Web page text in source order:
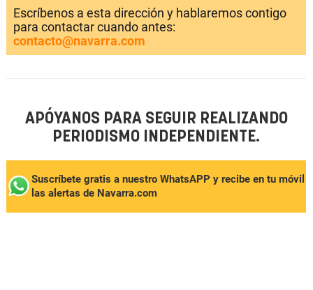
Escríbenos a esta dirección y hablaremos contigo
para contactar cuando antes:
contacto@navarra.com
APÓYANOS PARA SEGUIR REALIZANDO
PERIODISMO INDEPENDIENTE.
Suscríbete gratis a nuestro WhatsAPP y recibe en tu móvil
las alertas de Navarra.com